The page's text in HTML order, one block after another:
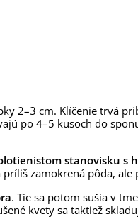
2–3 cm. Klíčenie trvá
po 4–5 kusoch do
stanovisku s
príliš zamokrená pôda,
. Tie sa potom sušia v
kvety sa taktiež